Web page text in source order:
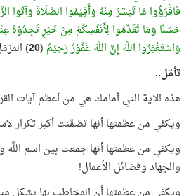
فَاقْرَؤُوا مَا تَيَسَّرَ مِنْهُ وَأَقِيْمُوا الصَّلَاةَ وَآتُوا
حَسَنًا وَمَا تُقَدِّمُوا لِأَنْفُسِكُمْ مِنْ خَيْرٍ تَجِدُوْهُ
وَاسْتَغْفِرُوا اللَّهَ إِنَّ اللَّهَ غَفُوْرٌ رَحِيْمٌ (
20
)
تأمّل..
هذه الآية التي أمامك هي من أعظم آيات
ويكفي من عظمتها أنها تضمَّنت أكبر تكرار
ويكفي من عظمتها أنها جمعت بين اسم اللَّه
والجهاد وفضائل الأعمال!